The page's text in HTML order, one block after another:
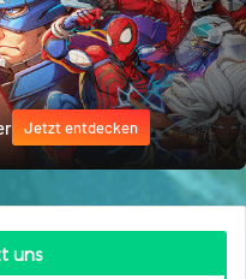
Jetzt entdecken
uns